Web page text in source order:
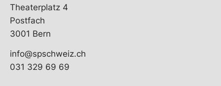
Theaterplatz 4
Postfach
3001 Bern
info@spschweiz.ch
031 329 69 69